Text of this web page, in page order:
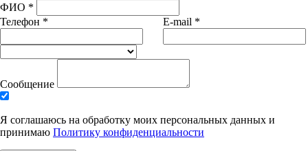
ФИО *
Телефон *
E-mail *
Сообщение
Я соглашаюсь на обработку моих персональных данных и
принимаю Политику конфиденциальности